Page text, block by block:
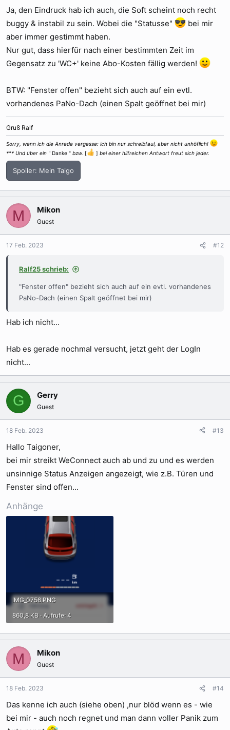
Ja, den Eindruck hab ich auch, die Soft scheint noch recht
buggy & instabil zu sein. Wobei die "Statusse"
bei mir
aber immer gestimmt haben.
Nur gut, dass hierfür nach einer bestimmten Zeit im
Gegensatz zu 'WC+' keine Abo-Kosten fällig werden!
BTW: "Fenster offen" bezieht sich auch auf ein evtl.
vorhandenes PaNo-Dach (einen Spalt geöffnet bei mir)
Gruß Ralf
Sorry, wenn ich die Anrede vergesse: ich bin nur schreibfaul, aber nicht unhöflich!
*** Und über ein " Danke " bzw. [ ] bei einer hilfreichen Antwort freut sich jeder.
Spoiler: Mein Taigo
M Mikon
Guest
17 Feb. 2023 #12
Ralf25 schrieb:
"Fenster offen" bezieht sich auch auf ein evtl. vorhandenes
PaNo-Dach (einen Spalt geöffnet bei mir)
Hab ich nicht...
Hab es gerade nochmal versucht, jetzt geht der LogIn
nicht...
G Gerry
Guest
18 Feb. 2023 #13
Hallo Taigoner,
bei mir streikt WeConnect auch ab und zu und es werden
unsinnige Status Anzeigen angezeigt, wie z.B. Türen und
Fenster sind offen...
Anhänge
IMG_0756.PNG
860,8 KB · Aufrufe: 4
M Mikon
Guest
18 Feb. 2023 #14
Das kenne ich auch (siehe oben) ,nur blöd wenn es - wie
bei mir - auch noch regnet und man dann voller Panik zum